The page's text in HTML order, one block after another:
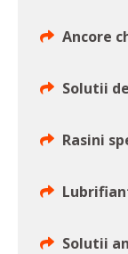
Ancore
Solutii
Rasini
Solutii